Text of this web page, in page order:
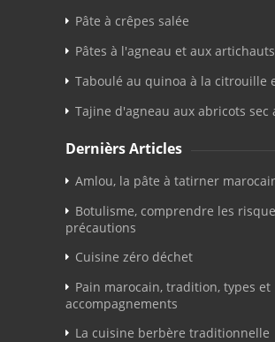
Pâte à crêpes salée
Pâtes à l'agneau et aux artichauts
Taboulé au quinoa à la citrouille
Tajine d'agneau aux abricots sec
Dernièrs Articles
Amlou, la pâte à tatirner
Botulisme, comprendre les
précautions
Cuisine zéro déchet
Pain marocain, tradition, types et
accompagnements
La cuisine berbère traditionnelle